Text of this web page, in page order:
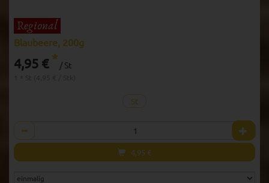
Blaubeere, 200g
4,95 € * / St
St
Anzahl
4,95 €